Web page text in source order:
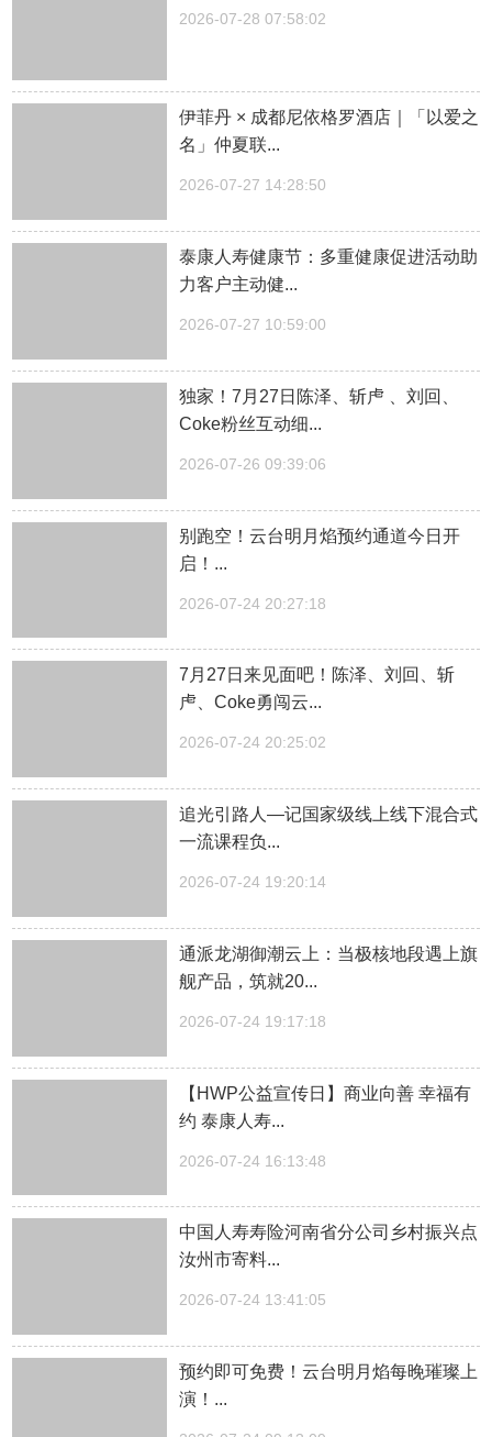
2026-07-28 07:58:02
伊菲丹 × 成都尼依格罗酒店｜「以爱之
名」仲夏联...
2026-07-27 14:28:50
泰康人寿健康节：多重健康促进活动助
力客户主动健...
2026-07-27 10:59:00
独家！7月27日陈泽、斩虍 、刘回、
Coke粉丝互动细...
2026-07-26 09:39:06
别跑空！云台明月焰预约通道今日开
启！...
2026-07-24 20:27:18
7月27日来见面吧！陈泽、刘回、斩
虍、Coke勇闯云...
2026-07-24 20:25:02
追光引路人—记国家级线上线下混合式
一流课程负...
2026-07-24 19:20:14
通派龙湖御潮云上：当极核地段遇上旗
舰产品，筑就20...
2026-07-24 19:17:18
【HWP公益宣传日】商业向善 幸福有
约 泰康人寿...
2026-07-24 16:13:48
中国人寿寿险河南省分公司乡村振兴点
汝州市寄料...
2026-07-24 13:41:05
预约即可免费！云台明月焰每晚璀璨上
演！...